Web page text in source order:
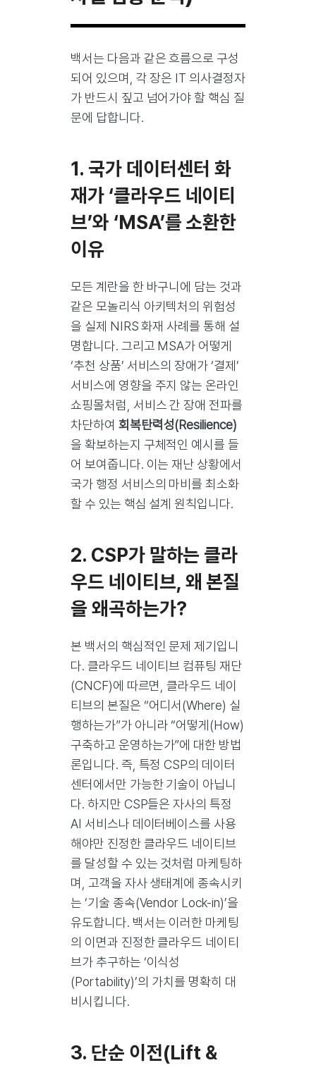
백서는 다음과 같은 흐름으로 구성
되어 있으며, 각 장은 IT 의사결정자
가 반드시 짚고 넘어가야 할 핵심 질
문에 답합니다.
1. 국가 데이터센터 화
재가 ‘클라우드 네이티
브’와 ‘MSA’를 소환한
이유
모든 계란을 한 바구니에 담는 것과
같은 모놀리식 아키텍처의 위험성
을 실제 NIRS 화재 사례를 통해 설
명합니다. 그리고 MSA가 어떻게
‘추천 상품’ 서비스의 장애가 ‘결제’
서비스에 영향을 주지 않는 온라인
쇼핑몰처럼, 서비스 간 장애 전파를
차단하여 회복탄력성(Resilience)
을 확보하는지 구체적인 예시를 들
어 보여줍니다. 이는 재난 상황에서
국가 행정 서비스의 마비를 최소화
할 수 있는 핵심 설계 원칙입니다.
2. CSP가 말하는 클라
우드 네이티브, 왜 본질
을 왜곡하는가?
본 백서의 핵심적인 문제 제기입니
다. 클라우드 네이티브 컴퓨팅 재단
(CNCF)에 따르면, 클라우드 네이
티브의 본질은 “어디서(Where) 실
행하는가”가 아니라 “어떻게(How)
구축하고 운영하는가”에 대한 방법
론입니다. 즉, 특정 CSP의 데이터
센터에서만 가능한 기술이 아닙니
다. 하지만 CSP들은 자사의 특정
AI 서비스나 데이터베이스를 사용
해야만 진정한 클라우드 네이티브
를 달성할 수 있는 것처럼 마케팅하
며, 고객을 자사 생태계에 종속시키
는 ‘기술 종속(Vendor Lock-in)’을
유도합니다. 백서는 이러한 마케팅
의 이면과 진정한 클라우드 네이티
브가 추구하는 ‘이식성
(Portability)’의 가치를 명확히 대
비시킵니다.
3. 단순 이전(Lift &